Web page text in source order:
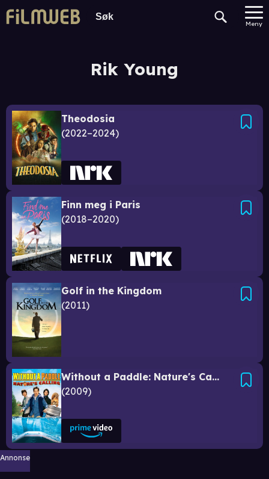
Meny
Rik Young
Theodosia
2022–2024
Finn meg i Paris
2018–2020
Golf in the Kingdom
2011
Without a Paddle: Nature's Calling
2009
Annonse